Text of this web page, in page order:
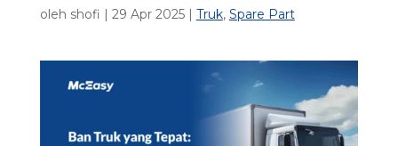
oleh shofi | 29 Apr 2025| Truk, Spare Part